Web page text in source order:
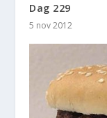
Dag 229
5 nov 2012